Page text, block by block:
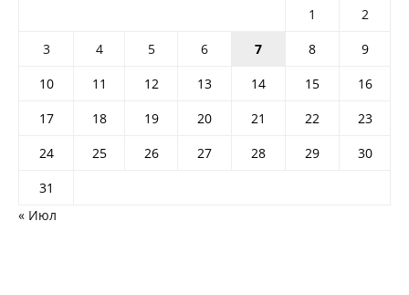
1
2
3
4 5 6 7 8
9
10
11 12 13 14 15
16
17
18 19 20 21 22
23
24
25 26 27 28 29
30
31
« Июл